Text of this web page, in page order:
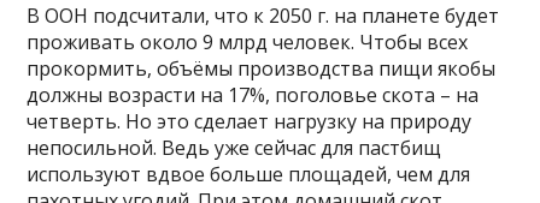
В ООН подсчитали, что к 2050 г. на планете будет
проживать около 9 млрд человек. Чтобы всех
прокормить, объёмы производства пищи якобы
должны возрасти на 17%, поголовье скота – на
четверть. Но это сделает нагрузку на природу
непосильной. Ведь уже сейчас для пастбищ
используют вдвое больше площадей, чем для